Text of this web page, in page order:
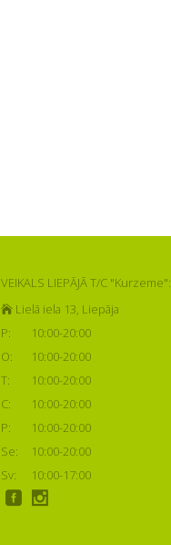
VEIKALS LIEPĀJĀ T/C "Kurzeme":
Lielā iela 13, Liepāja
P:
10:00-20:00
O:
10:00-20:00
T:
10:00-20:00
C:
10:00-20:00
P:
10:00-20:00
Se:
10:00-20:00
Sv:
10:00-17:00